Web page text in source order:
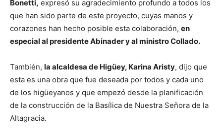
Bonetti, expresó su agradecimiento profundo a todos los
que han sido parte de este proyecto, cuyas manos y
corazones han hecho posible esta colaboración, en
especial al presidente Abinader y al ministro Collado.
También, la alcaldesa de Higüey, Karina Aristy, dijo que
esta es una obra que fue deseada por todos y cada uno
de los higüeyanos y que empezó desde la planificación
de la construcción de la Basílica de Nuestra Señora de la
Altagracia.